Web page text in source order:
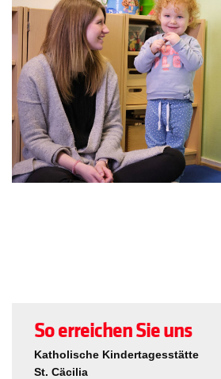
So erreichen Sie uns
Katholische Kindertagesstätte
St. Cäcilia